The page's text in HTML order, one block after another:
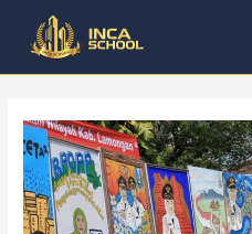
konten
navigation
Kategori